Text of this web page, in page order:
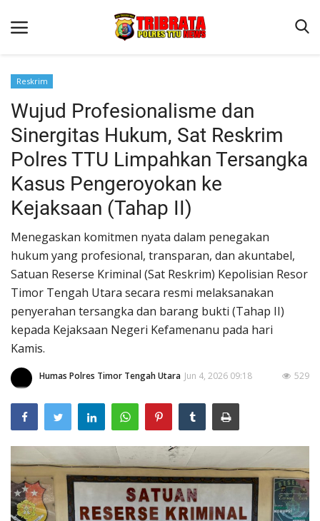
Beranda
Terms & Conditions
Reskrim
Binkam
Lantas
OPINI
Reskrim
Wujud Profesionalisme dan
Sinergitas Hukum, Sat Reskrim
Polres TTU Limpahkan Tersangka
Kasus Pengeroyokan ke
Kejaksaan (Tahap II)
Menegaskan komitmen nyata dalam penegakan
hukum yang profesional, transparan, dan akuntabel,
Satuan Reserse Kriminal (Sat Reskrim) Kepolisian Resor
Timor Tengah Utara secara resmi melaksanakan
penyerahan tersangka dan barang bukti (Tahap II)
kepada Kejaksaan Negeri Kefamenanu pada hari
Kamis.
Humas Polres Timor Tengah Utara Jun 4, 2026 09:18 529